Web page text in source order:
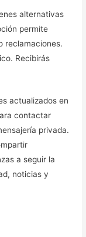
alternativas
permite
reclamaciones.
Recibirás
actualizados en
contactar
privada.
a seguir la
noticias y